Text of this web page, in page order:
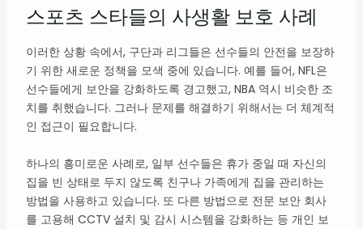
스포츠 스타들의 사생활 보호 사례
이러한 상황 속에서, 구단과 리그들은 선수들의 안전을 보장하
기 위한 새로운 정책을 모색 중에 있습니다. 예를 들어, NFL은
선수들에게 보안을 강화하도록 경고했고, NBA 역시 비슷한 조
치를 취했습니다. 그러나 문제를 해결하기 위해서는 더 체계적
인 접근이 필요합니다.
하나의 흥미로운 사례로, 일부 선수들은 휴가 중일 때 자신의
집을 빈 상태로 두지 않도록 친구나 가족에게 집을 관리하는
방법을 사용하고 있습니다. 또 다른 방법으로 전문 보안 회사
를 고용해 CCTV 설치 및 감시 시스템을 강화하는 등 개인 보